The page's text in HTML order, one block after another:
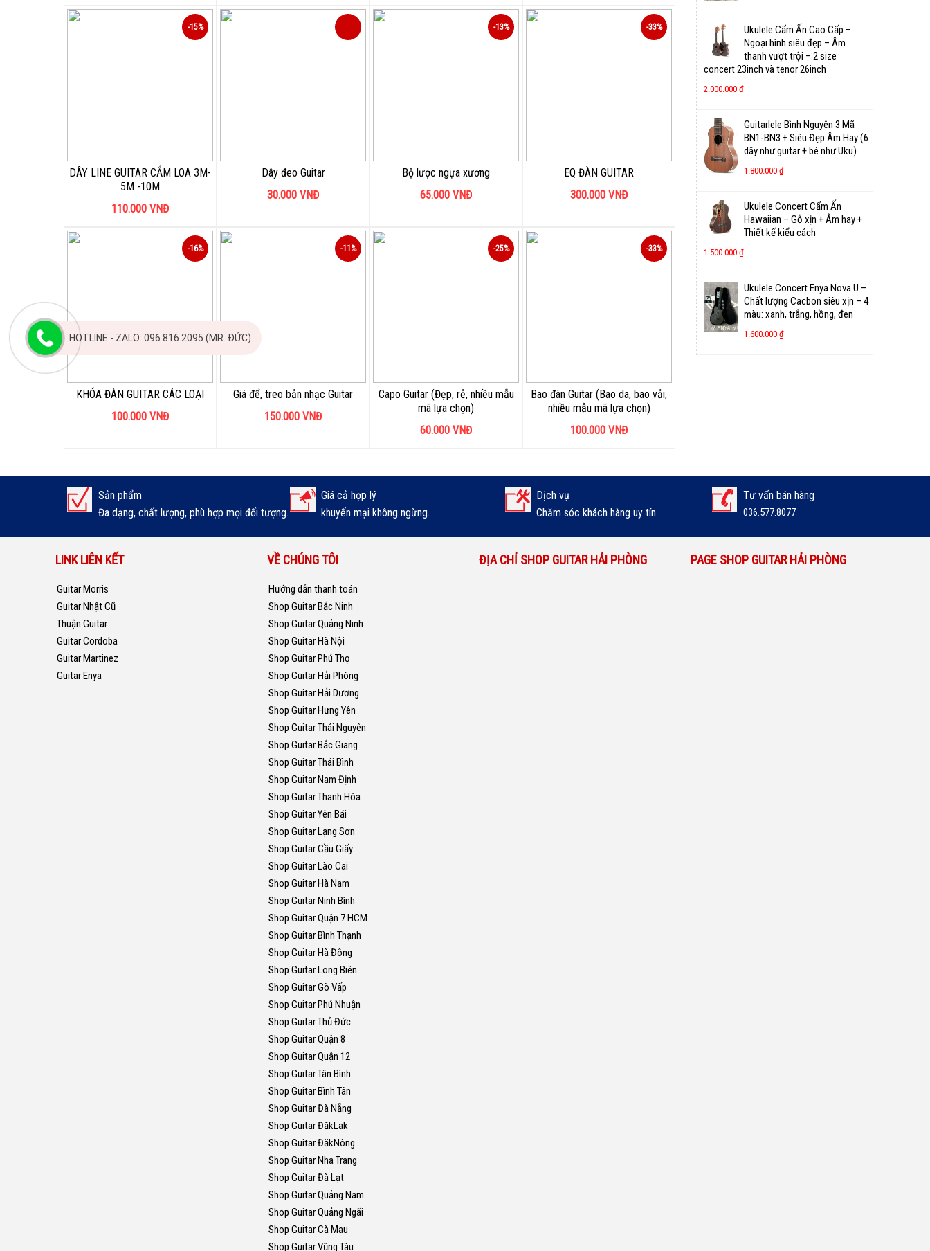
-15%
DÂY LINE GUITAR CẮM LOA 3M-
5M -10M
110.000 VNĐ
Dây đeo Guitar
30.000 VNĐ
-13%
Bộ lược ngựa xương
65.000 VNĐ
-33%
EQ ĐÀN GUITAR
300.000 VNĐ
-16%
KHÓA ĐÀN GUITAR CÁC LOẠI
100.000 VNĐ
-11%
Giá để, treo bản nhạc Guitar
150.000 VNĐ
-25%
Capo Guitar (Đẹp, rẻ, nhiều mẫu
mã lựa chọn)
60.000 VNĐ
-33%
Bao đàn Guitar (Bao da, bao vải,
nhiều mẫu mã lựa chọn)
100.000 VNĐ
Ukulele Cẩm Ấn Cao Cấp –
Ngoại hình siêu đẹp – Âm
thanh vượt trội – 2 size
concert 23inch và tenor 26inch
2.000.000 ₫
Guitarlele Bình Nguyên 3 Mã
BN1-BN3 + Siêu Đẹp Âm Hay (6
dây như guitar + bé như Uku)
1.800.000 ₫
Ukulele Concert Cẩm Ấn
Hawaiian – Gỗ xịn + Âm hay +
Thiết kế kiểu cách
1.500.000 ₫
Ukulele Concert Enya Nova U –
Chất lượng Cacbon siêu xịn – 4
màu: xanh, trắng, hồng, đen
1.600.000 ₫
Sản phẩm
Đa dạng, chất lượng, phù hợp mọi đối tượng.
Giá cả hợp lý
khuyến mại không ngừng.
Dịch vụ
Chăm sóc khách hàng uy tín.
Tư vấn bán hàng
036.577.8077
LINK LIÊN KẾT
Guitar Morris
Guitar Nhật Cũ
Thuận Guitar
Guitar Cordoba
Guitar Martinez
Guitar Enya
VỀ CHÚNG TÔI
Hướng dẫn thanh toán
Shop Guitar Bắc Ninh
Shop Guitar Quảng Ninh
Shop Guitar Hà Nội
Shop Guitar Phú Thọ
Shop Guitar Hải Phòng
Shop Guitar Hải Dương
Shop Guitar Hưng Yên
Shop Guitar Thái Nguyên
Shop Guitar Bắc Giang
Shop Guitar Thái Bình
Shop Guitar Nam Định
Shop Guitar Thanh Hóa
Shop Guitar Yên Bái
Shop Guitar Lạng Sơn
Shop Guitar Cầu Giấy
Shop Guitar Lào Cai
Shop Guitar Hà Nam
Shop Guitar Ninh Bình
Shop Guitar Quận 7 HCM
Shop Guitar Bình Thạnh
Shop Guitar Hà Đông
Shop Guitar Long Biên
Shop Guitar Gò Vấp
Shop Guitar Phú Nhuận
Shop Guitar Thủ Đức
Shop Guitar Quận 8
Shop Guitar Quận 12
Shop Guitar Tân Bình
Shop Guitar Bình Tân
Shop Guitar Đà Nẵng
Shop Guitar ĐăkLak
Shop Guitar ĐăkNông
Shop Guitar Nha Trang
Shop Guitar Đà Lạt
Shop Guitar Quảng Nam
Shop Guitar Quảng Ngãi
Shop Guitar Cà Mau
Shop Guitar Vũng Tàu
ĐỊA CHỈ SHOP GUITAR HẢI PHÒNG PAGE SHOP GUITAR HẢI PHÒNG
HOTLINE - ZALO: 096.816.2095 (MR. ĐỨC)